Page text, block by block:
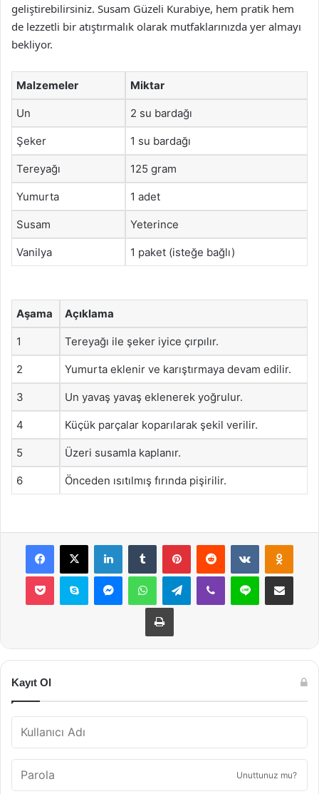
geliştirebilirsiniz. Susam Güzeli Kurabiye, hem pratik hem
de lezzetli bir atıştırmalık olarak mutfaklarınızda yer almayı
bekliyor.
Malzemeler Miktar
Un 2 su bardağı
Şeker 1 su bardağı
Tereyağı 125 gram
Yumurta 1 adet
Susam Yeterince
Vanilya 1 paket (isteğe bağlı)
Aşama Açıklama
1 Tereyağı ile şeker iyice çırpılır.
2 Yumurta eklenir ve karıştırmaya devam edilir.
3 Un yavaş yavaş eklenerek yoğrulur.
4 Küçük parçalar koparılarak şekil verilir.
5 Üzeri susamla kaplanır.
6 Önceden ısıtılmış fırında pişirilir.
Facebook
X LinkedInTumblr PinterestReddit VKontakte
Pocket Skype MessengerWhatsAppTelegramViber Line E-Posta ile
Yazdır
Kayıt Ol
Unuttunuz mu?